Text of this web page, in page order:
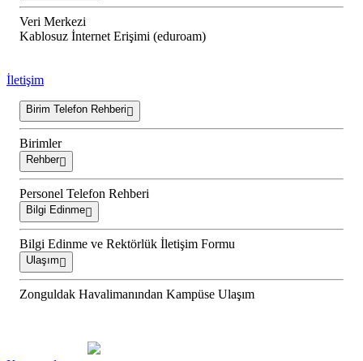
Veri Merkezi
Kablosuz İnternet Erişimi (eduroam)
İletişim
Birim Telefon Rehberi
Birimler
Rehber
Personel Telefon Rehberi
Bilgi Edinme
Bilgi Edinme ve Rektörlük İletişim Formu
Ulaşım
Zonguldak Havalimanından Kampüse Ulaşım